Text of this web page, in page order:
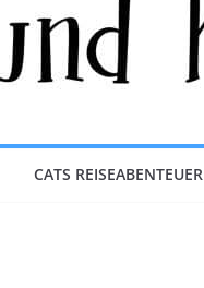
CATS REISEABENTEUER